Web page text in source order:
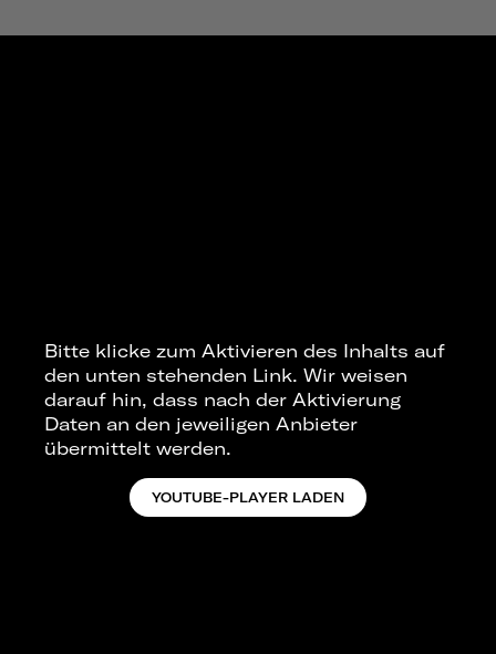
Bitte klicke zum Aktivieren des Inhalts auf
den unten stehenden Link. Wir weisen
darauf hin, dass nach der Aktivierung
Daten an den jeweiligen Anbieter
übermittelt werden.
YOUTUBE-PLAYER LADEN